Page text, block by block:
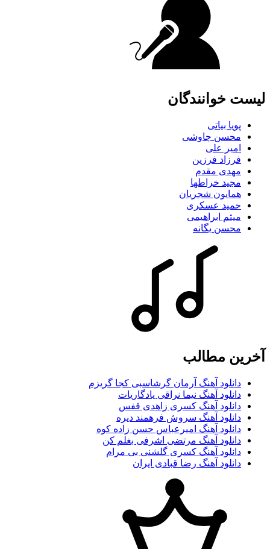
لیست خوانندگان
پویا بیاتی
محسن چاوشی
امیر علی
فرزاد فرزین
مهدی مقدم
مجید خراطها
همایون شجریان
حمید عسکری
میثم ابراهیمی
محسن یگانه
آخرین مطالب
دانلود آهنگ آرمان گرشاسبی کجا گریزم
دانلود آهنگ نیما نراقی یادگاریات
دانلود آهنگ کسری زاهدی قفس
دانلود آهنگ سروش فرهمند دیره
دانلود آهنگ امیرعباس حسن زاده کوه
دانلود آهنگ مرتضی اشرفی بغلم کن
دانلود آهنگ کسری گلشنی بی مرام
دانلود آهنگ رضا قبادی ایران